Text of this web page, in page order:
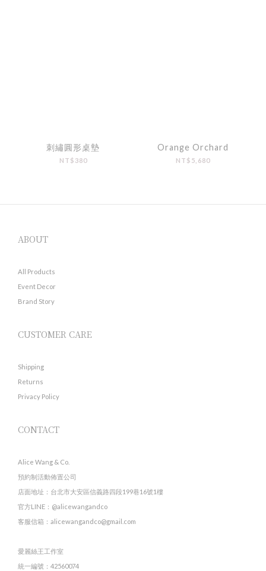
刺繡圓形桌墊
NT$380
Orange Orchard
NT$5,680
ABOUT
All Products
Event Decor
Brand Story
CUSTOMER CARE
Shipping
Returns
Privacy Policy
CONTACT
Alice Wang & Co.
預約制活動佈置公司
店面地址：台北市大安區信義路四段199巷16號1樓
官方LINE：@alicewangandco
客服信箱：alicewangandco@gmail.com
愛麗絲王工作室
統一編號：42560074